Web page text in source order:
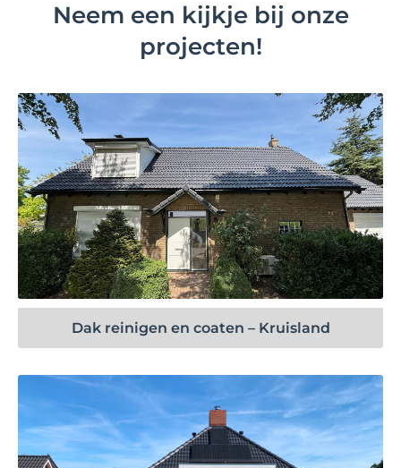
Neem een kijkje bij onze
projecten!
Bekijk project
Dak reinigen en coaten – Kruisland